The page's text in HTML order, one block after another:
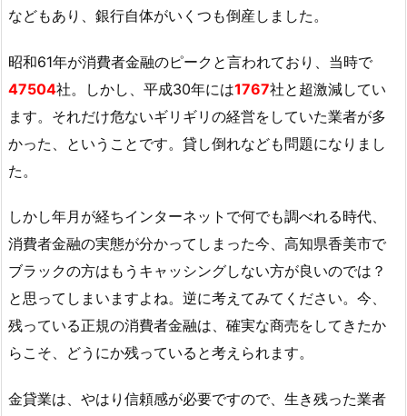
などもあり、銀行自体がいくつも倒産しました。
昭和61年が消費者金融のピークと言われており、当時で
47504社。しかし、平成30年には1767社と超激減してい
ます。それだけ危ないギリギリの経営をしていた業者が多
かった、ということです。貸し倒れなども問題になりまし
た。
しかし年月が経ちインターネットで何でも調べれる時代、
消費者金融の実態が分かってしまった今、高知県香美市で
ブラックの方はもうキャッシングしない方が良いのでは？
と思ってしまいますよね。逆に考えてみてください。今、
残っている正規の消費者金融は、確実な商売をしてきたか
らこそ、どうにか残っていると考えられます。
金貸業は、やはり信頼感が必要ですので、生き残った業者